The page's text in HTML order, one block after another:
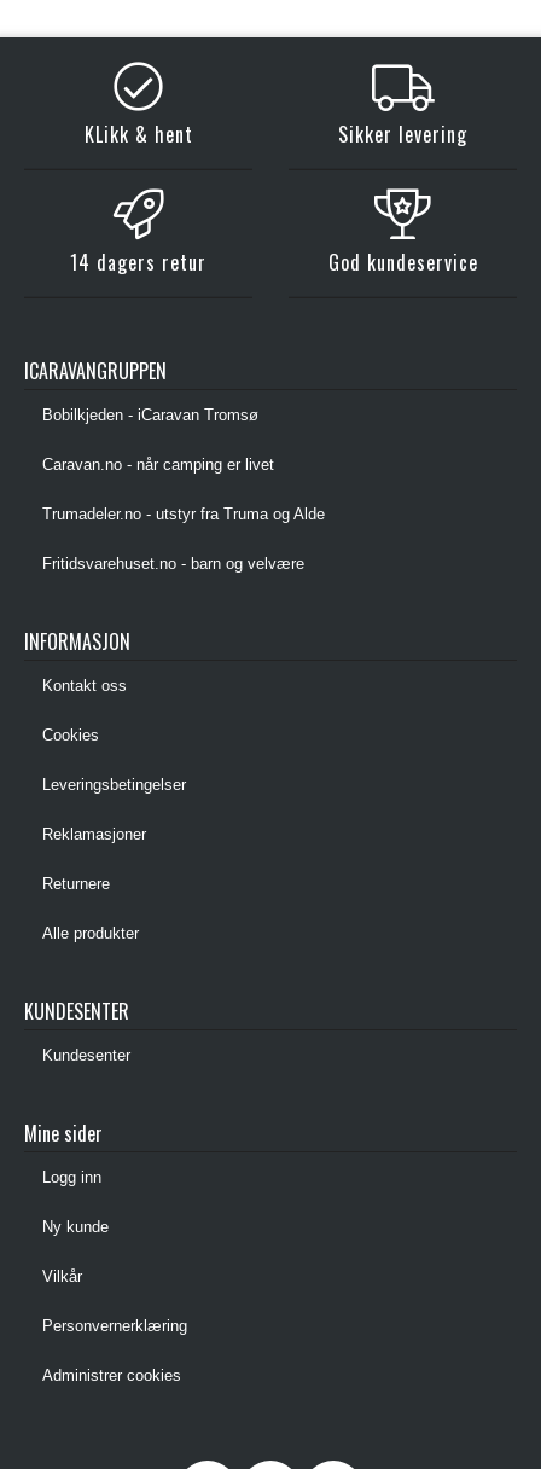
KLikk & hent Sikker levering
14 dagers retur God kundeservice
ICARAVANGRUPPEN
Bobilkjeden - iCaravan Tromsø
Caravan.no - når camping er livet
Trumadeler.no - utstyr fra Truma og Alde
Fritidsvarehuset.no - barn og velvære
INFORMASJON
Kontakt oss
Cookies
Leveringsbetingelser
Reklamasjoner
Returnere
Alle produkter
KUNDESENTER
Kundesenter
Mine sider
Logg inn
Ny kunde
Vilkår
Personvernerklæring
Administrer cookies